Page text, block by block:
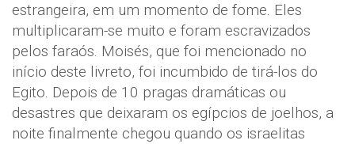
estrangeira, em um momento de fome. Eles
multiplicaram-se muito e foram escravizados
pelos faraós. Moisés, que foi mencionado no
início deste livreto, foi incumbido de tirá-los do
Egito. Depois de 10 pragas dramáticas ou
desastres que deixaram os egípcios de joelhos, a
noite finalmente chegou quando os israelitas